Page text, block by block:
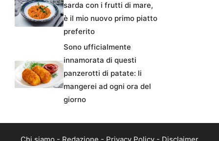
sarda con i frutti di mare,
è il mio nuovo primo piatto
preferito
Sono ufficialmente
innamorata di questi
panzerotti di patate: li
mangerei ad ogni ora del
giorno